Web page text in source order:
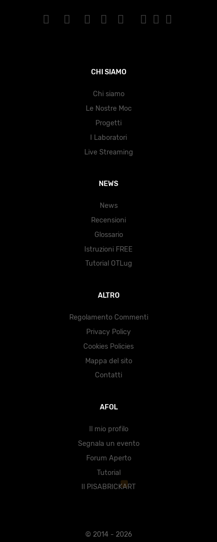
CHI SIAMO
Chi siamo
Le Nostre Moc
Progetti
I Laboratori
Live Streaming
NEWS
News
Recensioni
Glossario
Istruzioni FREE
Tutorial OTLug
ALTRO
Regolamento Commenti
Privacy Policy
Cookies Policies
Mappa del sito
Contatti
AFOL
Il mio profilo
Segnala un evento
Forum Aperto
Tutorial
Il PISABRICKART
© 2014 - 2026